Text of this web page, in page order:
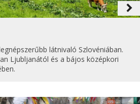
navigate_next
látnivaló Szlovéniában.
Ljubljanától és a bájos középkori